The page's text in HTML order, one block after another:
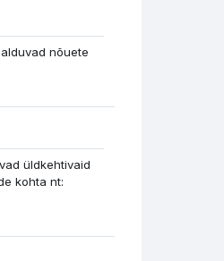
nõuete
üldkehtivaid
kohta nt: